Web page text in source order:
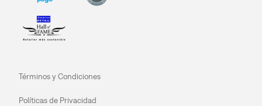
Términos y Condiciones
Políticas de Privacidad